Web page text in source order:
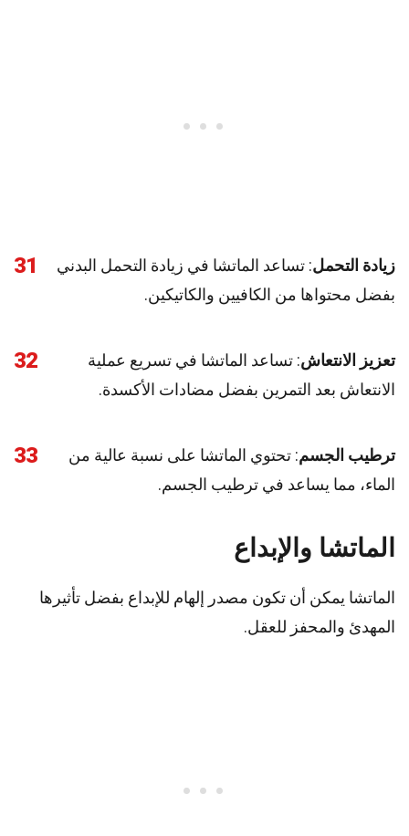
31 زيادة التحمل: تساعد الماتشا في زيادة التحمل البدني
بفضل محتواها من الكافيين والكاتيكين.
32 تعزيز الانتعاش: تساعد الماتشا في تسريع عملية
الانتعاش بعد التمرين بفضل مضادات الأكسدة.
33 ترطيب الجسم: تحتوي الماتشا على نسبة عالية من
الماء، مما يساعد في ترطيب الجسم.
الماتشا والإبداع
الماتشا يمكن أن تكون مصدر إلهام للإبداع بفضل تأثيرها
المهدئ والمحفز للعقل.